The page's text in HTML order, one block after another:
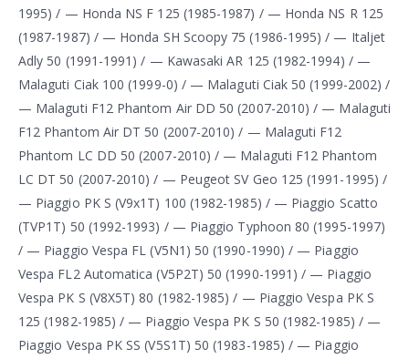
1995) / — Honda NS F 125 (1985-1987) / — Honda NS R 125
(1987-1987) / — Honda SH Scoopy 75 (1986-1995) / — Italjet
Adly 50 (1991-1991) / — Kawasaki AR 125 (1982-1994) / —
Malaguti Ciak 100 (1999-0) / — Malaguti Ciak 50 (1999-2002) /
— Malaguti F12 Phantom Air DD 50 (2007-2010) / — Malaguti
F12 Phantom Air DT 50 (2007-2010) / — Malaguti F12
Phantom LC DD 50 (2007-2010) / — Malaguti F12 Phantom
LC DT 50 (2007-2010) / — Peugeot SV Geo 125 (1991-1995) /
— Piaggio PK S (V9x1T) 100 (1982-1985) / — Piaggio Scatto
(TVP1T) 50 (1992-1993) / — Piaggio Typhoon 80 (1995-1997)
/ — Piaggio Vespa FL (V5N1) 50 (1990-1990) / — Piaggio
Vespa FL2 Automatica (V5P2T) 50 (1990-1991) / — Piaggio
Vespa PK S (V8X5T) 80 (1982-1985) / — Piaggio Vespa PK S
125 (1982-1985) / — Piaggio Vespa PK S 50 (1982-1985) / —
Piaggio Vespa PK SS (V5S1T) 50 (1983-1985) / — Piaggio